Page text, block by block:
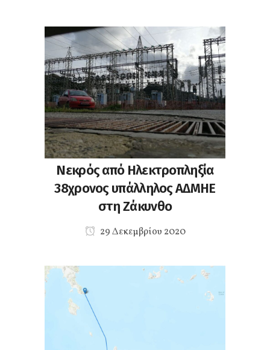
Νεκρός από Ηλεκτροπληξία
38χρονος υπάλληλος ΑΔΜΗΕ
στη Ζάκυνθο
29 Δεκεμβρίου 2020